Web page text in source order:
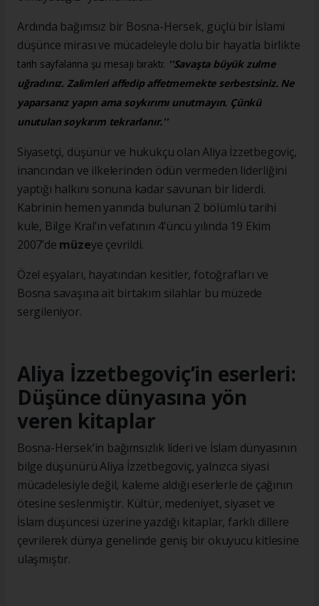
Ardında bağımsız bir Bosna-Hersek, güçlü bir İslami
düşünce mirası ve mücadeleyle dolu bir hayatla birlikte
tarih sayfalarına şu mesajı bıraktı: ''Savaşta büyük zulme
uğradınız. Zalimleri affedip affetmemekte serbestsiniz. Ne
yaparsanız yapın ama soykırımı unutmayın. Çünkü
unutulan soykırım tekrarlanır.''
Siyasetçi, düşünür ve hukukçu olan Aliya İzzetbegoviç,
inancından ve ilkelerinden ödün vermeden liderliğini
yaptığı halkını sonuna kadar savunan bir liderdi.
Kabrinin hemen yanında bulunan 2 bölümlü tarihi
kule, Bilge Kral’ın vefatının 4’üncü yılında 19 Ekim
2007’de müzeye çevrildi.
Özel eşyaları, hayatından kesitler, fotoğrafları ve
Bosna savaşına ait birtakım silahlar bu müzede
sergileniyor.
Aliya İzzetbegoviç’in eserleri:
Düşünce dünyasına yön
veren kitaplar
Bosna-Hersek’in bağımsızlık lideri ve İslam dünyasının
bilge düşünürü Aliya İzzetbegoviç, yalnızca siyasi
mücadelesiyle değil, kaleme aldığı eserlerle de çağının
ötesine seslenmiştir. Kültür, medeniyet, siyaset ve
İslam düşüncesi üzerine yazdığı kitaplar, farklı dillere
çevrilerek dünya genelinde geniş bir okuyucu kitlesine
ulaşmıştır.